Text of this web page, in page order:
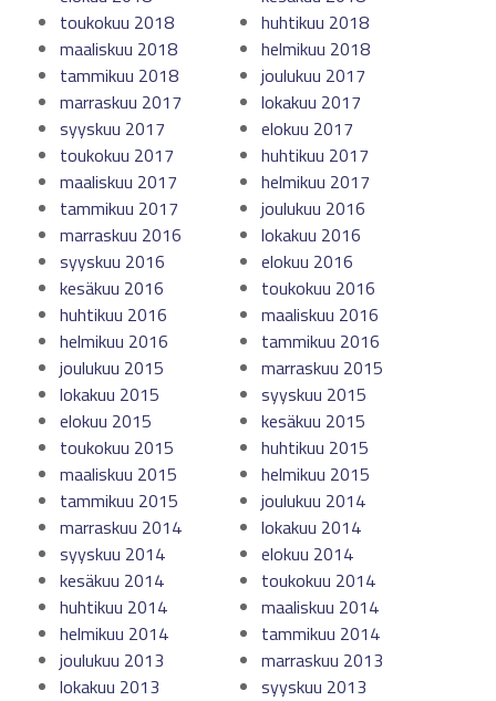
toukokuu 2018
huhtikuu 2018
maaliskuu 2018
helmikuu 2018
tammikuu 2018
joulukuu 2017
marraskuu 2017
lokakuu 2017
syyskuu 2017
elokuu 2017
toukokuu 2017
huhtikuu 2017
maaliskuu 2017
helmikuu 2017
tammikuu 2017
joulukuu 2016
marraskuu 2016
lokakuu 2016
syyskuu 2016
elokuu 2016
kesäkuu 2016
toukokuu 2016
huhtikuu 2016
maaliskuu 2016
helmikuu 2016
tammikuu 2016
joulukuu 2015
marraskuu 2015
lokakuu 2015
syyskuu 2015
elokuu 2015
kesäkuu 2015
toukokuu 2015
huhtikuu 2015
maaliskuu 2015
helmikuu 2015
tammikuu 2015
joulukuu 2014
marraskuu 2014
lokakuu 2014
syyskuu 2014
elokuu 2014
kesäkuu 2014
toukokuu 2014
huhtikuu 2014
maaliskuu 2014
helmikuu 2014
tammikuu 2014
joulukuu 2013
marraskuu 2013
lokakuu 2013
syyskuu 2013